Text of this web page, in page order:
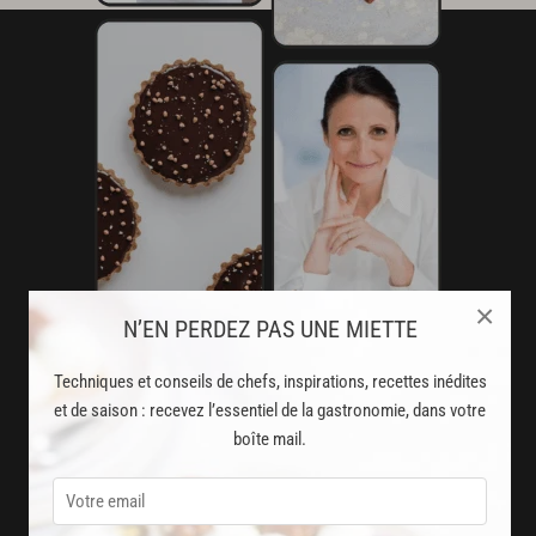
N’EN PERDEZ PAS UNE MIETTE
Techniques et conseils de chefs, inspirations, recettes inédites
et de saison : recevez l’essentiel de la gastronomie, dans votre
boîte mail.
×
PREMIUM
LA CUISINE DES CHEFS, ENFIN ACCESSIBLE !
8000recettes exclusives